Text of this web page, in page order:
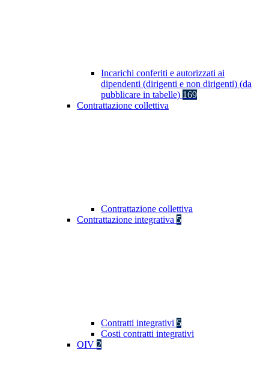
Incarichi conferiti e autorizzati ai
dipendenti (dirigenti e non dirigenti) (da
pubblicare in tabelle) 169
Contrattazione collettiva
Contrattazione collettiva
Contrattazione integrativa 5
Contratti integrativi 5
Costi contratti integrativi
OIV 2